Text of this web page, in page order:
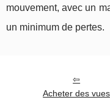
mouvement, avec un
un minimum de pertes.
Acheter des vues